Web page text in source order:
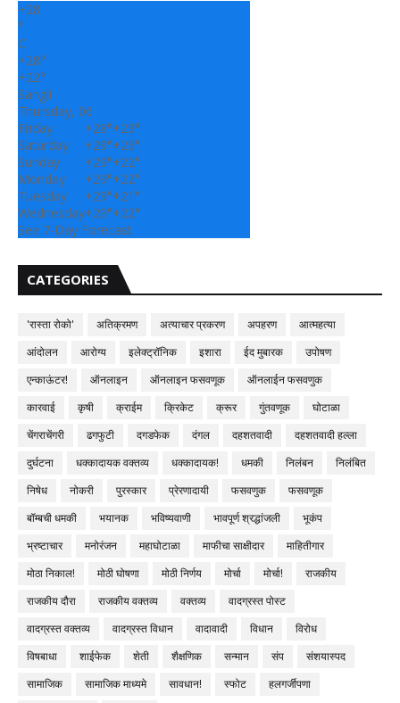
+28
°
C
+28°
+22°
Sangli
Thursday, 06
Friday
+28°+23°
Saturday
+29°+23°
Sunday
+29°+22°
Monday
+29°+22°
Tuesday
+29°+21°
Wednesday+29°+22°
See 7-Day Forecast
CATEGORIES
'रास्ता रोको' अतिक्रमण अत्याचार प्रकरण अपहरण
आत्महत्या
आंदोलन
आरोग्य इलेक्ट्रॉनिक इशारा ईद मुबारक
उपोषण
एन्काऊंटर!
ऑनलाइन ऑनलाइन फसवणूक
ऑनलाईन फसवणुक
कारवाई
कृषी क्राईम क्रिकेट क्रूर गुंतवणूक
घोटाळा
चेंगराचेंगरी
ढगफुटी दगडफेक दंगल दहशतवादी
दहशतवादी हल्ला
दुर्घटना
धक्कादायक वक्तव्य धक्कादायक! धमकी निलंबन
निलंबित
निषेध
नोकरी पुरस्कार प्रेरणादायी फसवणुक
फसवणूक
बॉम्बची धमकी
भयानक भविष्यवाणी भावपूर्ण श्रद्धांजली
भूकंप
भ्रष्टाचार
मनोरंजन महाघोटाळा माफीचा साक्षीदार
माहितीगार
मोठा निकाल!
मोठी घोषणा मोठी निर्णय मोर्चा मोर्चा!
राजकीय
राजकीय दौरा
राजकीय वक्तव्य वक्तव्य
वादग्रस्त पोस्ट
वादग्रस्त वक्तव्य
वादग्रस्त विधान वादावादी विधान
विरोध
विषबाधा
शाईफेक शेती शैक्षणिक सन्मान संप
संशयास्पद
सामाजिक
सामाजिक माध्यमे सावधान! स्फोट
हलगर्जीपणा